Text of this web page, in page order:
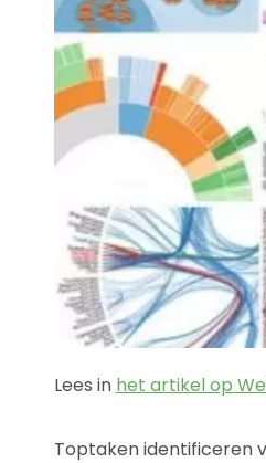
Lees in het artikel op
Toptaken identificeren